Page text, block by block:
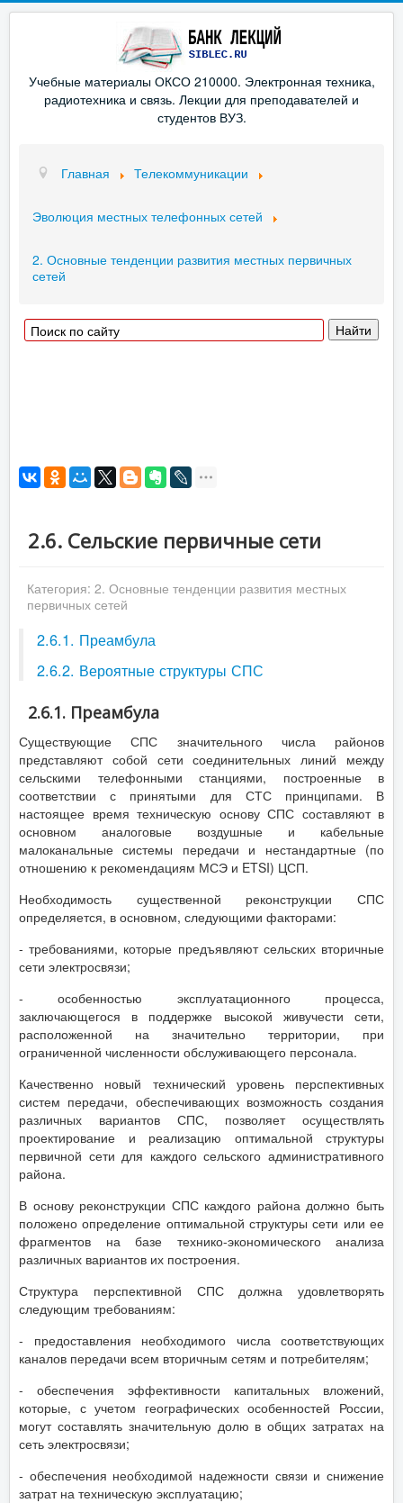
Учебные материалы ОКСО 210000. Электронная техника,
радиотехника и связь. Лекции для преподавателей и
студентов ВУЗ.
Главная Телекоммуникации
Эволюция местных телефонных сетей
2. Основные тенденции развития местных первичных
сетей
2.6. Сельские первичные сети
Категория: 2. Основные тенденции развития местных
первичных сетей
2.6.1. Преамбула
2.6.2. Вероятные структуры СПС
2.6.1. Преамбула
Существующие СПС значительного числа районов
представляют собой сети соединительных линий между
сельскими телефонными станциями, построенные в
соответствии с принятыми для СТС принципами. В
настоящее время техническую основу СПС составляют в
основном аналоговые воздушные и кабельные
малоканальные системы передачи и нестандартные (по
отношению к рекомендациям МСЭ и ETSI) ЦСП.
Необходимость существенной реконструкции СПС
определяется, в основном, следующими факторами:
- требованиями, которые предъявляют сельских вторичные
сети электросвязи;
- особенностью эксплуатационного процесса,
заключающегося в поддержке высокой живучести сети,
расположенной на значительно территории, при
ограниченной численности обслуживающего персонала.
Качественно новый технический уровень перспективных
систем передачи, обеспечивающих возможность создания
различных вариантов СПС, позволяет осуществлять
проектирование и реализацию оптимальной структуры
первичной сети для каждого сельского административного
района.
В основу реконструкции СПС каждого района должно быть
положено определение оптимальной структуры сети или ее
фрагментов на базе технико-экономического анализа
различных вариантов их построения.
Структура перспективной СПС должна удовлетворять
следующим требованиям:
- предоставления необходимого числа соответствующих
каналов передачи всем вторичным сетям и потребителям;
- обеспечения эффективности капитальных вложений,
которые, с учетом географических особенностей России,
могут составлять значительную долю в общих затратах на
сеть электросвязи;
- обеспечения необходимой надежности связи и снижение
затрат на техническую эксплуатацию;